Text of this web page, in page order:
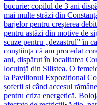
bucurie: copilul de 3 ani
mai multe străzi din
barjelor pentru creșterea
pentru astăzi din motive de
scuze pentru „dezastrul” în
conştiinţa că am procedat
ani, dispărut în localitatea
locuință din Siliștea. O
la Pavilionul Expozițional
șoferii și când accesul
pentru criza energetică.